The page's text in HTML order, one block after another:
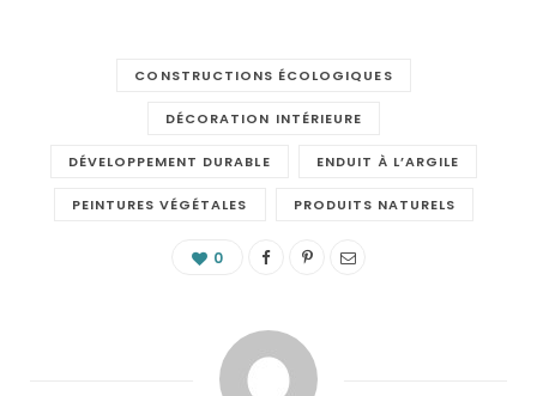
CONSTRUCTIONS ÉCOLOGIQUES
DÉCORATION INTÉRIEURE
DÉVELOPPEMENT DURABLE ENDUIT À L’ARGILE
PEINTURES VÉGÉTALES PRODUITS NATURELS
0